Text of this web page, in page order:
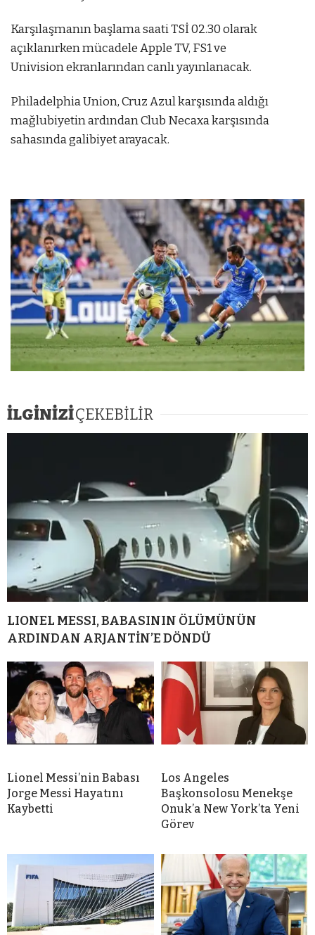
Karşılaşmanın başlama saati TSİ 02.30 olarak
açıklanırken mücadele Apple TV, FS1 ve
Univision ekranlarından canlı yayınlanacak.
Philadelphia Union, Cruz Azul karşısında aldığı
mağlubiyetin ardından Club Necaxa karşısında
sahasında galibiyet arayacak.
İLGİNİZİÇEKEBİLİR
LIONEL MESSI, BABASININ ÖLÜMÜNÜN
ARDINDAN ARJANTİN’E DÖNDÜ
Lionel Messi’nin Babası
Jorge Messi Hayatını
Kaybetti
Los Angeles
Başkonsolosu Menekşe
Onuk’a New York’ta Yeni
Görev